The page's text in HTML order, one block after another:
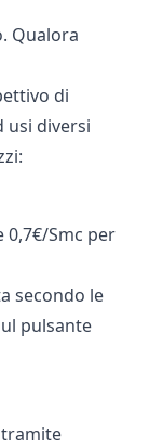
Qualora
di
usi diversi
Smc per
secondo le
pulsante